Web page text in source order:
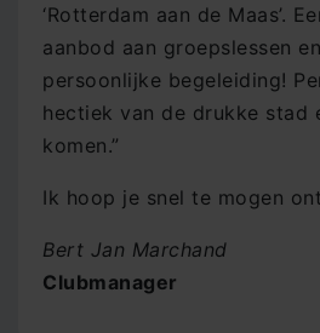
‘Rotterdam aan de Maas’.
aanbod aan groepslessen
persoonlijke begeleiding!
hectiek van de drukke stad
komen.”
Ik hoop je snel te mogen
Bert Jan Marchand
Clubmanager